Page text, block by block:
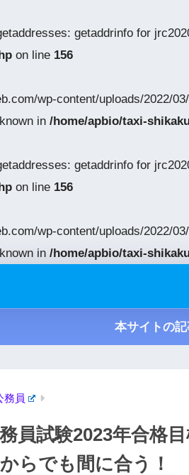
getaddrinfo for
on line 156
wp-content/uploads/2022/
in /home/apbio/taxi-
getaddrinfo for
on line 156
wp-content/uploads/2022/
in /home/apbio/taxi-
本サイトの
務員
員試験2023年合格
らでも間に合う！